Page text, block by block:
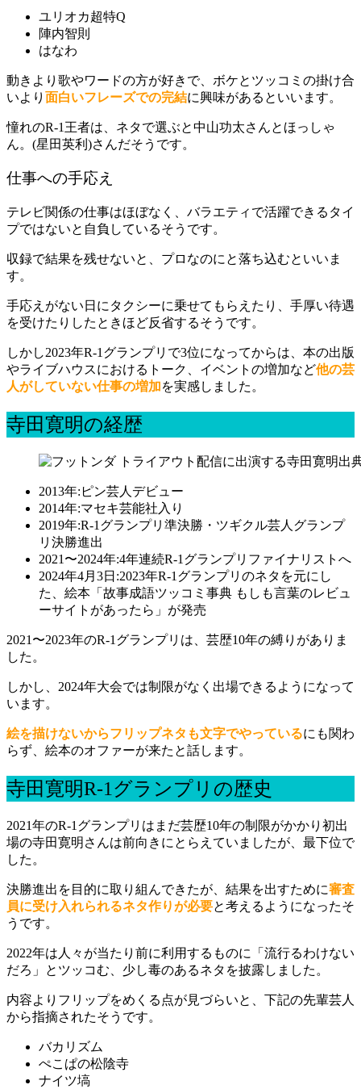
ユリオカ超特Q
陣内智則
はなわ
動きより歌やワードの方が好きで、ボケとツッコミの掛け合
いより 面白いフレーズでの完結に興味があるといいます。
憧れのR-1王者は、ネタで選ぶと中山功太さんとほっしゃ
ん。(星田英利)さんだそうです。
仕事への手応え
テレビ関係の仕事はほぼなく、バラエティで活躍できるタイ
プではないと自負しているそうです。
収録で結果を残せないと、プロなのにと落ち込むといいま
す。
手応えがない日にタクシーに乗せてもらえたり、手厚い待遇
を受けたりしたときほど反省するそうです。
しかし2023年R-1グランプリで3位になってからは、本の出版
やライブハウスにおけるトーク、イベントの増加など他の芸
人がしていない仕事の増加を実感しました。
寺田寛明の経歴
出
2013年:ピン芸人デビュー
2014年:マセキ芸能社入り
2019年:R-1グランプリ準決勝・ツギクル芸人グランプ
リ決勝進出
2021〜2024年:4年連続R-1グランプリファイナリストへ
2024年4月3日:2023年R-1グランプリのネタを元にし
た、絵本「故事成語ツッコミ事典 もしも言葉のレビュ
ーサイトがあったら」が発売
2021〜2023年のR-1グランプリは、芸歴10年の縛りがありま
した。
しかし、2024年大会では制限がなく出場できるようになって
います。
絵を描けないからフリップネタも文字でやっているにも関わ
らず、絵本のオファーが来たと話します。
寺田寛明R-1グランプリの歴史
2021年のR-1グランプリはまだ芸歴10年の制限がかかり初出
場の寺田寛明さんは前向きにとらえていましたが、最下位で
した。
決勝進出を目的に取り組んできたが、結果を出すために審査
員に受け入れられるネタ作りが必要と考えるようになったそ
うです。
2022年は人々が当たり前に利用するものに「流行るわけない
だろ」とツッコむ、少し毒のあるネタを披露しました。
内容よりフリップをめくる点が見づらいと、下記の先輩芸人
から指摘されたそうです。
バカリズム
ぺこぱの松陰寺
ナイツ塙